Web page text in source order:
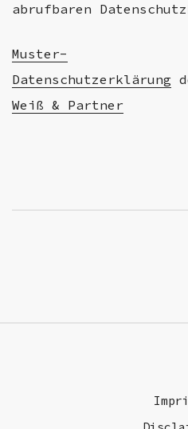
abrufbaren
Muster-
Datenschutzerklärung
Weiß & Partner